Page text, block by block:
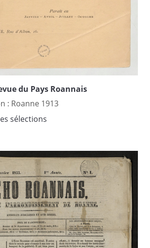
du Pays Roannais
: Roanne 1913
sélections